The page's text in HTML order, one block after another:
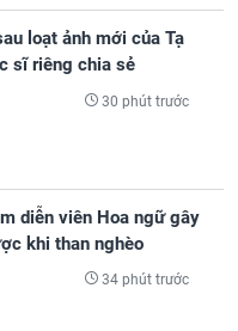
loạt ảnh mới của Tạ
sĩ riêng chia sẻ
30 phút trước
diễn viên Hoa ngữ gây
khi than nghèo
34 phút trước